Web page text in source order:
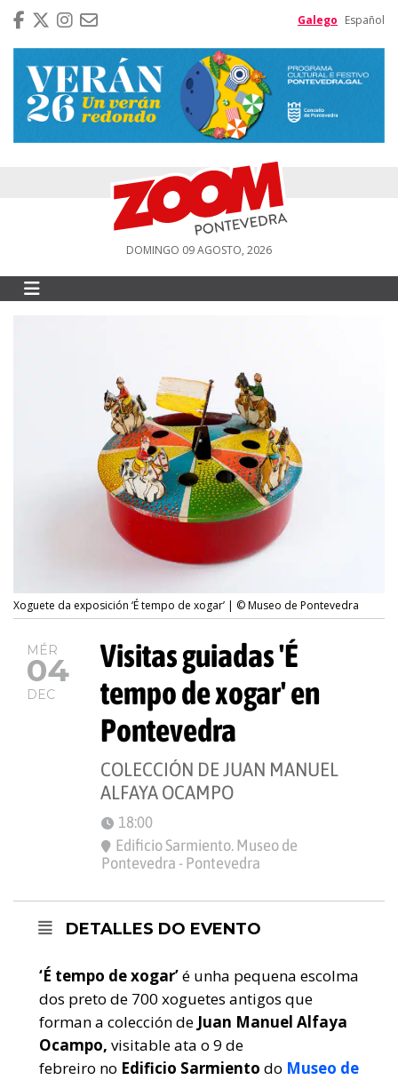
Galego Español
DOMINGO 09 AGOSTO, 2026
Xoguete da exposición ‘É tempo de xogar’ | © Museo de Pontevedra
MÉR
04
DEC
Visitas guiadas 'É
tempo de xogar' en
Pontevedra
COLECCIÓN DE JUAN MANUEL
ALFAYA OCAMPO
18:00
Edificio Sarmiento. Museo de
Pontevedra - Pontevedra
DETALLES DO EVENTO
‘É tempo de xogar’é unha pequena escolma
dos preto de 700 xoguetes antigos que
forman a colección de Juan Manuel Alfaya
Ocampo, visitable ata o 9 de
febreiro no Edificio Sarmiento do Museo de